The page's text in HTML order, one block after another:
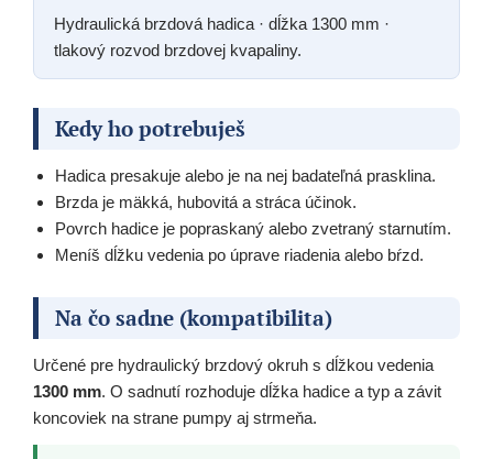
Hydraulická brzdová hadica · dĺžka 1300 mm ·
tlakový rozvod brzdovej kvapaliny.
Kedy ho potrebuješ
Hadica presakuje alebo je na nej badateľná prasklina.
Brzda je mäkká, hubovitá a stráca účinok.
Povrch hadice je popraskaný alebo zvetraný starnutím.
Meníš dĺžku vedenia po úprave riadenia alebo bŕzd.
Na čo sadne (kompatibilita)
Určené pre hydraulický brzdový okruh s dĺžkou vedenia
1300 mm. O sadnutí rozhoduje dĺžka hadice a typ a závit
koncoviek na strane pumpy aj strmeňa.